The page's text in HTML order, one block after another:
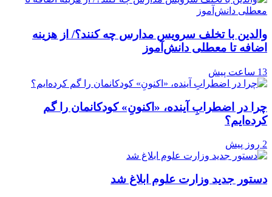
والدین با تخلف سرویس مدارس چه کنند؟/ از هزینه
اضافه تا معطلی دانش‌آموز
13 ساعت پیش
چرا در اضطرابِ آینده، «اکنونِ» کودکانمان را گم
کرده‌ایم؟
2 روز پیش
دستور جدید وزارت علوم ابلاغ شد